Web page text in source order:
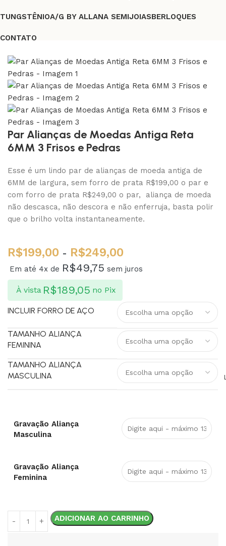
TUNGSTÊNIOA/G BY ALLANA SEMIJOIASBERLOQUES
CONTATO
Par Alianças de Moedas Antiga Reta
6MM 3 Frisos e Pedras
Esse é um lindo par de alianças de moeda antiga de
6MM de largura, sem forro de prata R$199,00 o par e
com forro de prata R$249,00 o par, aliança de moeda
não descasca, não descora e não enferruja, basta polir
que o brilho volta instantaneamente.
R$199,00 - R$249,00
Em até 4x de R$49,75 sem juros
À vista R$189,05 no Pix
INCLUIR FORRO DE AÇO
TAMANHO ALIANÇA
FEMININA
TAMANHO ALIANÇA
MASCULINA
Gravação Aliança
Masculina
Gravação Aliança
Feminina
ADICIONAR AO CARRINHO